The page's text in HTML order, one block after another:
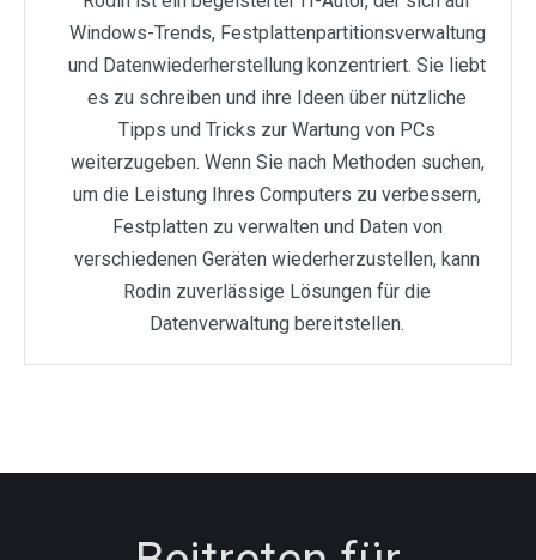
Windows-Trends, Festplattenpartitionsverwaltung
und Datenwiederherstellung konzentriert. Sie liebt
es zu schreiben und ihre Ideen über nützliche
Tipps und Tricks zur Wartung von PCs
weiterzugeben. Wenn Sie nach Methoden suchen,
um die Leistung Ihres Computers zu verbessern,
Festplatten zu verwalten und Daten von
verschiedenen Geräten wiederherzustellen, kann
Rodin zuverlässige Lösungen für die
Datenverwaltung bereitstellen.